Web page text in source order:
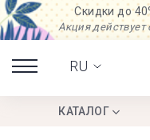
Скидки до
Акция действует
RU
КАТАЛОГ